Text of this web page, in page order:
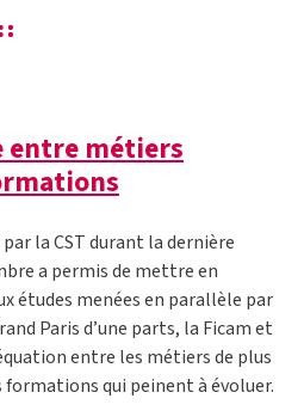
entre métiers
la CST durant la dernière
a permis de mettre en
études menées en parallèle par
Paris d’une parts, la Ficam et
entre les métiers de plus
formations qui peinent à évoluer.